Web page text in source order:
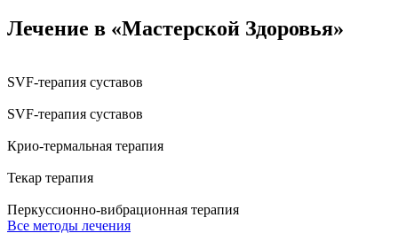
Лечение в «Мастерской Здоровья»
SVF-терапия суставов
SVF-терапия суставов
Крио-термальная терапия
Текар терапия
Перкуссионно-вибрационная терапия
Все методы лечения